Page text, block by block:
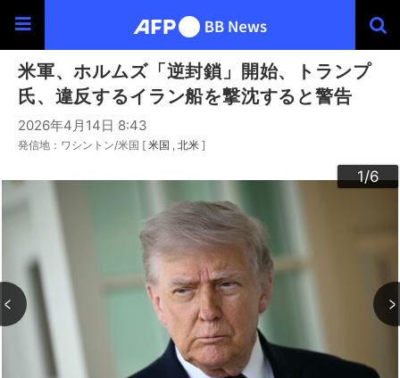
米軍、ホルムズ「逆封鎖」開始、トランプ
氏、違反するイラン船を撃沈すると警告
2026年4月14日 8:43
発信地：ワシントン/米国 [ 米国 北米 ]
1/6
2/6
3/6
4/6
5/6
6/6